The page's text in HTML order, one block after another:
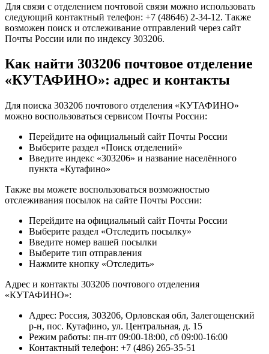
Для связи с отделением почтовой связи можно использовать
следующий контактный телефон: +7 (48646) 2-34-12. Также
возможен поиск и отслеживание отправлений через сайт
Почты России или по индексу 303206.
Как найти 303206 почтовое отделение
«КУТАФИНО»: адрес и контакты
Для поиска 303206 почтового отделения «КУТАФИНО»
можно воспользоваться сервисом Почты России:
Перейдите на официальный сайт Почты России
Выберите раздел «Поиск отделений»
Введите индекс «303206» и название населённого
пункта «Кутафино»
Также вы можете воспользоваться возможностью
отслеживания посылок на сайте Почты России:
Перейдите на официальный сайт Почты России
Выберите раздел «Отследить посылку»
Введите номер вашей посылки
Выберите тип отправления
Нажмите кнопку «Отследить»
Адрес и контакты 303206 почтового отделения
«КУТАФИНО»:
Адрес: Россия, 303206, Орловская обл, Залегощенский
р-н, пос. Кутафино, ул. Центральная, д. 15
Режим работы: пн-пт 09:00-18:00, сб 09:00-16:00
Контактный телефон: +7 (486) 265-35-51